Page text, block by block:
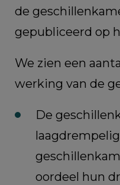
de
gepubliceerd op
We zien een
werking van de
De
oordeel hun